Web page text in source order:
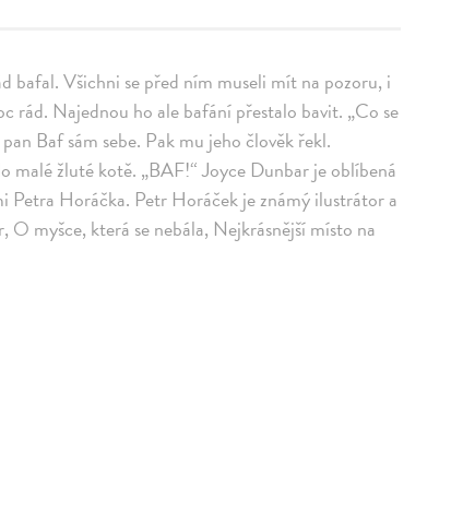
bafal. Všichni se před ním museli mít na pozoru, i
rád. Najednou ho ale bafání přestalo bavit. „Co se
Baf sám sebe. Pak mu jeho člověk řekl.
malé žluté kotě. „BAF!“ Joyce Dunbar je oblíbená
Petra Horáčka. Petr Horáček je známý ilustrátor a
myšce, která se nebála, Nejkrásnější místo na